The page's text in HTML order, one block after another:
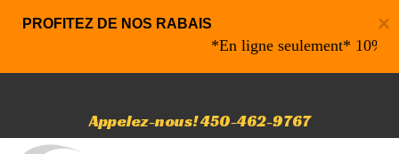
×
PROFITEZ DE NOS RABAIS
*En ligne seulement* 10% de
Appelez-nous! 450-462-9767